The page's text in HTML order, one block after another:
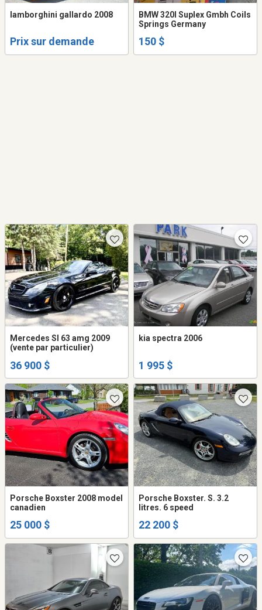
lamborghini gallardo 2008
Prix sur demande
BMW 320I Suplex Gmbh Coils
Springs Germany
150 $
Mercedes Sl 63 amg 2009
(vente par particulier)
36 900 $
kia spectra 2006
1 995 $
Porsche Boxster 2008 model
canadien
25 000 $
Porsche Boxster. S. 3.2
litres. 6 speed
22 200 $